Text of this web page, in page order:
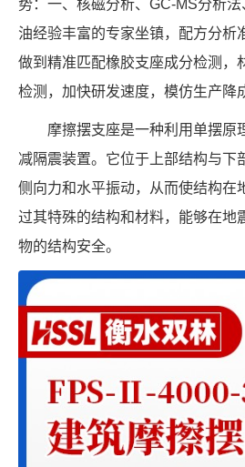
势：一、核磁分析、GC-MS分析
油经验丰富的专家坐镇，配方分
做到精准匹配橡胶支座成分检测，
检测，加快研发速度，模仿生产降
摩擦摆支座是一种利用单摆原
减隔震装置。它位于上部结构与下
侧向力和水平振动，从而使结构在
过其特殊的结构和材料，能够在地
物的结构安全。